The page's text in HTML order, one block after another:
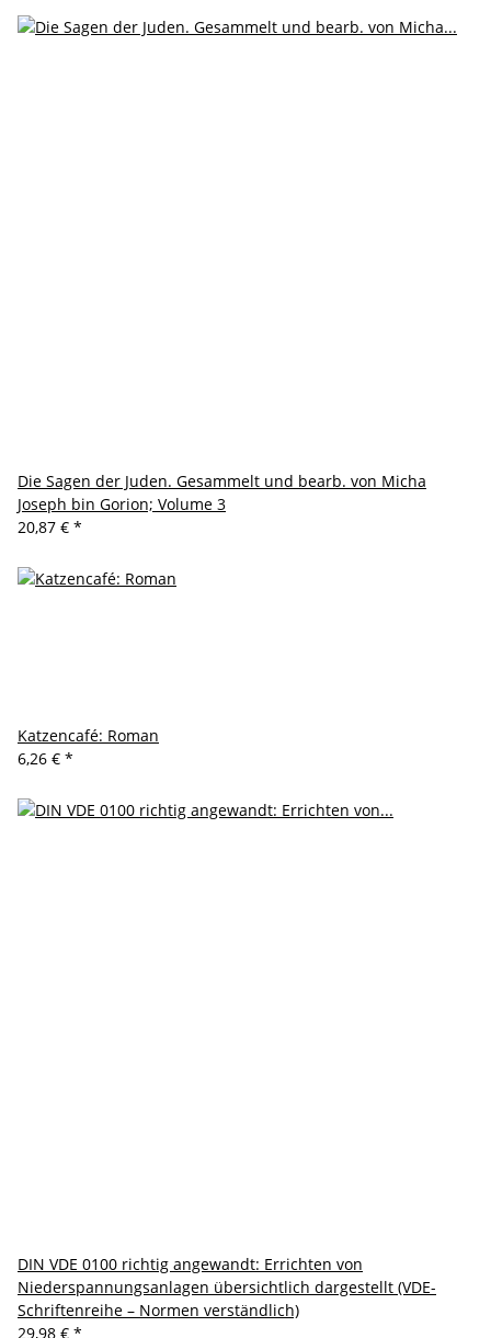
Die Sagen der Juden. Gesammelt und bearb. von Micha
Joseph bin Gorion; Volume 3
20,87 € *
Katzencafé: Roman
6,26 € *
DIN VDE 0100 richtig angewandt: Errichten von
Niederspannungsanlagen übersichtlich dargestellt (VDE-
Schriftenreihe – Normen verständlich)
29,98 € *